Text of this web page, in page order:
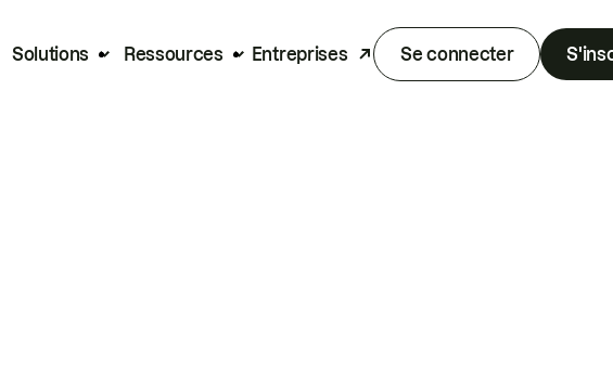
Solutions Ressources Entreprises Se connecter